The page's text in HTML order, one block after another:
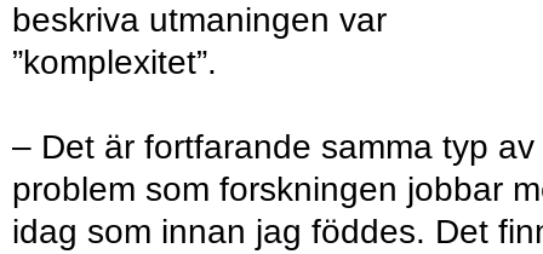
beskriva utmaningen var
”komplexitet”.
– Det är fortfarande samma typ av
problem som forskningen jobbar
idag som innan jag föddes. Det